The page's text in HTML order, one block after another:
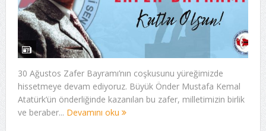
30 Ağustos Zafer Bayramı’nın coşkusunu yüreğimizde
hissetmeye devam ediyoruz. Büyük Önder Mustafa Kemal
Atatürk’ün önderliğinde kazanılan bu zafer, milletimizin birlik
ve beraber... Devamını oku